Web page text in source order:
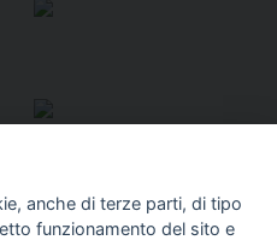
anche di terze parti, di tipo
funzionamento del sito e